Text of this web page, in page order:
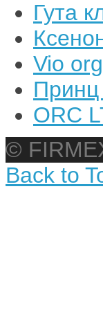
Гута
Vio
ORC
©
Back to